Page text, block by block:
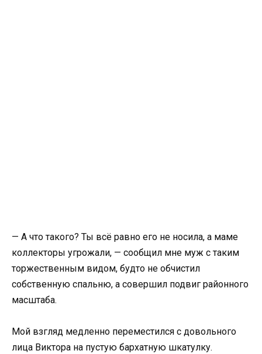
— А что такого? Ты всё равно его не носила, а маме
коллекторы угрожали, — сообщил мне муж с таким
торжественным видом, будто не обчистил
собственную спальню, а совершил подвиг районного
масштаба.
Мой взгляд медленно переместился с довольного
лица Виктора на пустую бархатную шкатулку.